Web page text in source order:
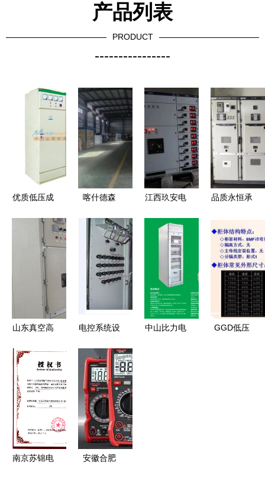
产品列表
PRODUCT
----------------
优质低压成
电气GCK抽
喀什德森
成套设备制
造，助力区
域电气化升
级
江西玖安电
造高低压成
套设备，夯
实电气安全
基石
品质永恒承
低压成套设
备的电气控
制制造与销
售
山东真空高
高低压电气
成套设备标
杆，驱动绿
色电力新未
来
电控系统设
气成套设备
制造 从开
关箱柜到高
低压配电的
优化路径
中山比力电
GGD低压
南京苏锦电
安徽合肥